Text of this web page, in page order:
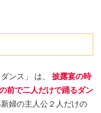
ンス」 は、 披露宴の時
前で二人だけで踊るダン
婦の主人公２人だけの